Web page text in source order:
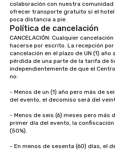
the most current trends in event
technology and our countless
resources in the industry, we will
bring the experience to life for
event while staying within
Some of our areas of expertise
service include: o cmp event
design o light design o audio visual &
theater production o production
design & management o contract
management o team building
colaboración con nuestra
ofrecer transporte gratuito si el
poca distancia a pie.
Política de cancelación
CANCELACIÓN: Cualquier
hacerse por escrito. La recepción
cancelación en el plazo de UN (1)
pérdida de una parte de la tarifa de
independientemente de que el
no:
- Menos de un (1) año pero más de
del evento, el decomiso será del
- Menos de seis (6) meses pero más
primer día del evento, la
(50%).
- En menos de sesenta (60) días, el